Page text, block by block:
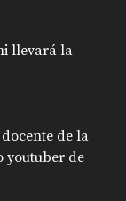
llevará la
de la
youtuber de